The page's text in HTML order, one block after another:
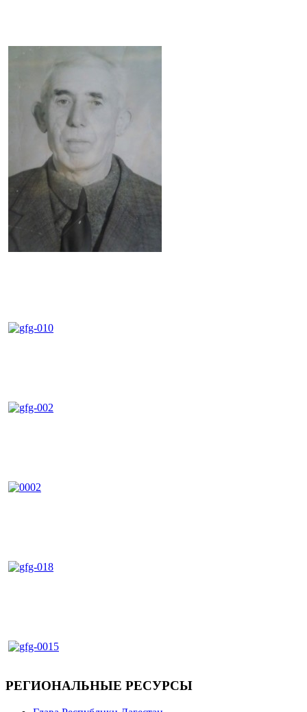
РЕГИОНАЛЬНЫЕ РЕСУРСЫ